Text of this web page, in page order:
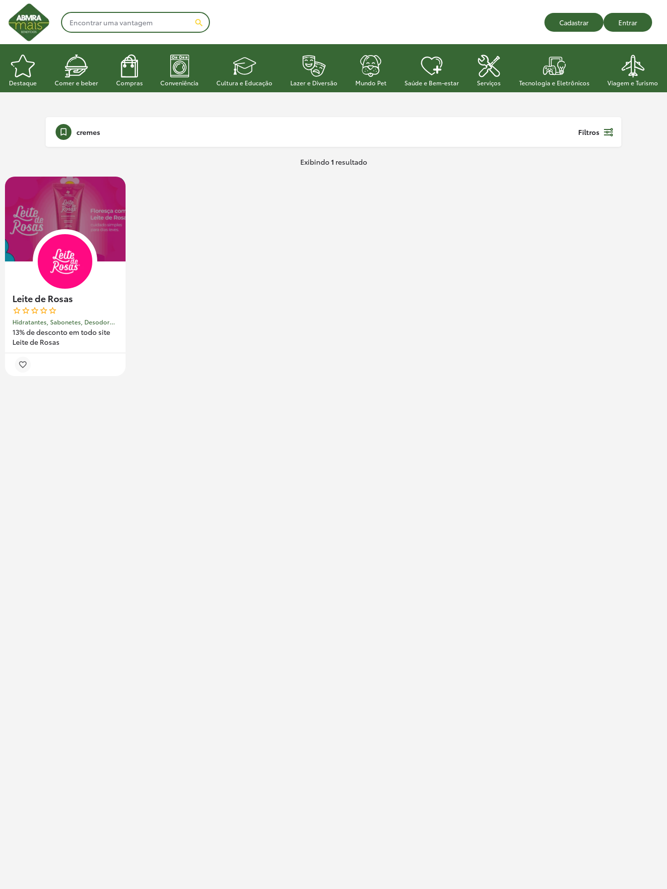
Cadastrar Entrar
Destaque Comer e beber Compras Conveniência Cultura e Educação Lazer e Diversão Mundo Pet Saúde e Bem-estar Serviços Tecnologia e Eletrônicos Viagem e Turismo
cremes Filtros
Exibindo 1 resultado
Leite de Rosas
Hidratantes, Sabonetes, Desodorantes
13% de desconto em todo site
Leite de Rosas